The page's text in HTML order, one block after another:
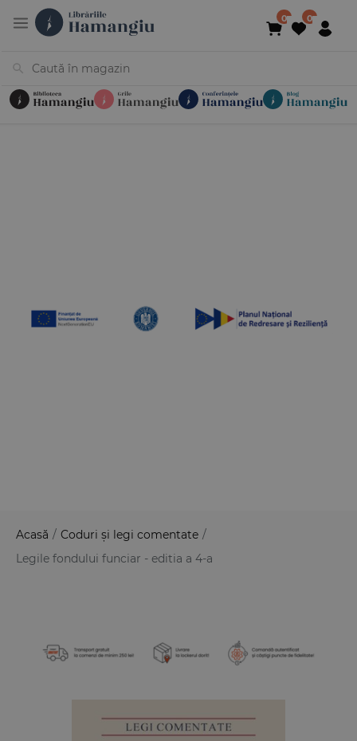
Acasă / Coduri și legi comentate /
Legile fondului funciar - editia a 4-a